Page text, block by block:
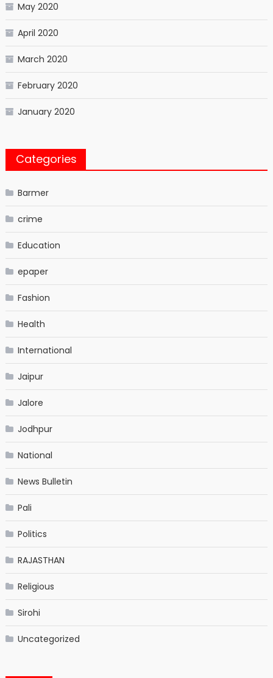
May 2020
April 2020
March 2020
February 2020
January 2020
Categories
Barmer
crime
Education
epaper
Fashion
Health
International
Jaipur
Jalore
Jodhpur
National
News Bulletin
Pali
Politics
RAJASTHAN
Religious
Sirohi
Uncategorized